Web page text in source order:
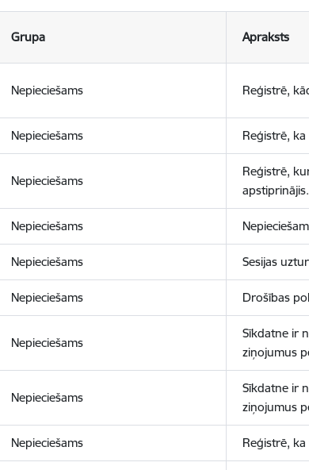
Grupa Apraksts
Nepieciešams Reģistrē,
Nepieciešams Reģistrē,
Nepieciešams
Reģistrē,
apstiprinājis.
Nepieciešams
Nepieciešams Sesijas
Nepieciešams Drošības
Nepieciešams
Sīkdatne ir
ziņojumus
Nepieciešams
Sīkdatne ir
ziņojumus
Nepieciešams Reģistrē,